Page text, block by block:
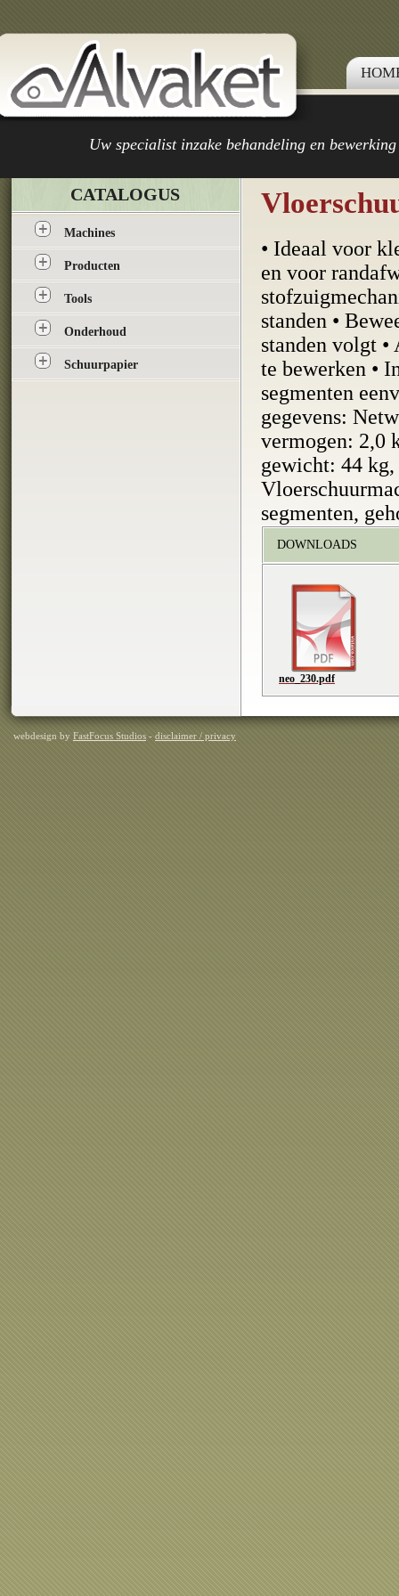
Uw specialist inzake behandeling en
CATALOGUS
Machines
Producten
Tools
Onderhoud
Schuurpapier
• Ideaal voor
en voor
standen •
standen volgt
te bewerken •
segmenten
gegevens:
vermogen: 2,0
gewicht: 44
segmenten,
DOWNLOADS
neo_230.pdf
webdesign by FastFocus Studios - disclaimer / privacy